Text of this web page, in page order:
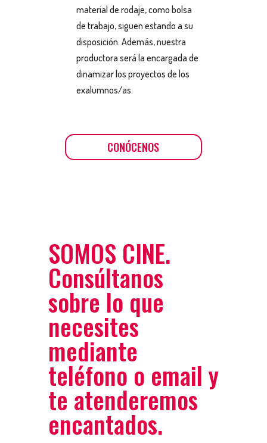
material de rodaje, como bolsa
de trabajo, siguen estando a su
disposición. Además, nuestra
productora será la encargada de
dinamizar los proyectos de los
exalumnos/as.
CONÓCENOS
SOMOS CINE.
Consúltanos
sobre lo que
necesites
mediante
teléfono o email y
te atenderemos
encantados.